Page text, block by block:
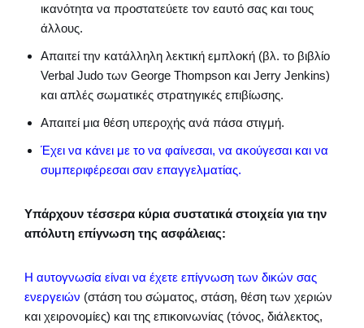
ικανότητα να προστατεύετε τον εαυτό σας και τους
άλλους.
Απαιτεί την κατάλληλη λεκτική εμπλοκή (βλ. το βιβλίο
Verbal Judo των George Thompson και Jerry Jenkins)
και απλές σωματικές στρατηγικές επιβίωσης.
Απαιτεί μια θέση υπεροχής ανά πάσα στιγμή.
Έχει να κάνει με το να φαίνεσαι, να ακούγεσαι και να
συμπεριφέρεσαι σαν επαγγελματίας.
Υπάρχουν τέσσερα κύρια συστατικά στοιχεία για την
απόλυτη επίγνωση της ασφάλειας:
Η αυτογνωσία είναι να έχετε επίγνωση των δικών σας
ενεργειών (στάση του σώματος, στάση, θέση των χεριών
και χειρονομίες) και της επικοινωνίας (τόνος, διάλεκτος,